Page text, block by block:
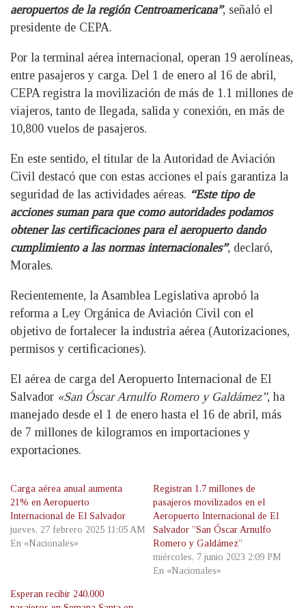
aeropuertos de la región Centroamericana”, señaló el
presidente de CEPA.
Por la terminal aérea internacional, operan 19 aerolíneas,
entre pasajeros y carga. Del 1 de enero al 16 de abril,
CEPA registra la movilización de más de 1.1 millones de
viajeros, tanto de llegada, salida y conexión, en más de
10,800 vuelos de pasajeros.
En este sentido, el titular de la Autoridad de Aviación
Civil destacó que con estas acciones el país garantiza la
seguridad de las actividades aéreas. “Este tipo de
acciones suman para que como autoridades podamos
obtener las certificaciones para el aeropuerto dando
cumplimiento a las normas internacionales”, declaró,
Morales.
Recientemente, la Asamblea Legislativa aprobó la
reforma a Ley Orgánica de Aviación Civil con el
objetivo de fortalecer la industria aérea (Autorizaciones,
permisos y certificaciones).
El aérea de carga del Aeropuerto Internacional de El
Salvador «San Óscar Arnulfo Romero y Galdámez”, ha
manejado desde el 1 de enero hasta el 16 de abril, más
de 7 millones de kilogramos en importaciones y
exportaciones.
Carga aérea anual aumenta
21% en Aeropuerto
Internacional de El Salvador
jueves, 27 febrero 2025 11:05 AM
En «Nacionales»
Registran 1.7 millones de
pasajeros movilizados en el
Aeropuerto Internacional de El
Salvador ”San Óscar Arnulfo
Romero y Galdámez”
miércoles, 7 junio 2023 2:09 PM
En «Nacionales»
Esperan recibir 240,000